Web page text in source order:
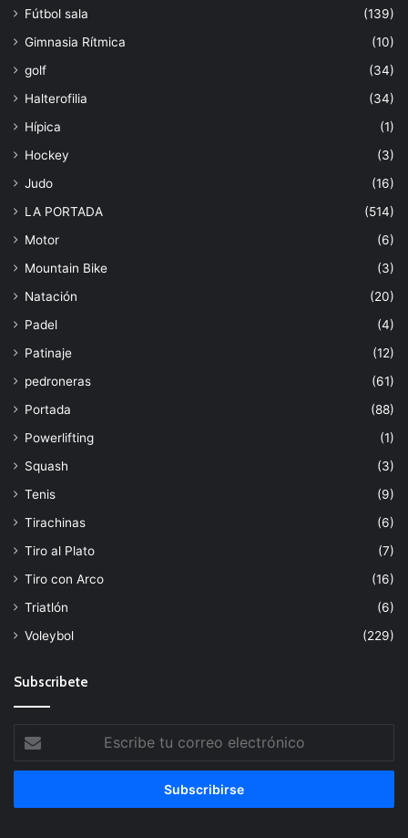
Fútbol sala
(139)
Gimnasia Rítmica
(10)
golf
(34)
Halterofilia
(34)
Hípica
(1)
Hockey
(3)
Judo
(16)
LA PORTADA
(514)
Motor
(6)
Mountain Bike
(3)
Natación
(20)
Padel
(4)
Patinaje
(12)
pedroneras
(61)
Portada
(88)
Powerlifting
(1)
Squash
(3)
Tenis
(9)
Tirachinas
(6)
Tiro al Plato
(7)
Tiro con Arco
(16)
Triatlón
(6)
Voleybol
(229)
Subscribete
tu
correo